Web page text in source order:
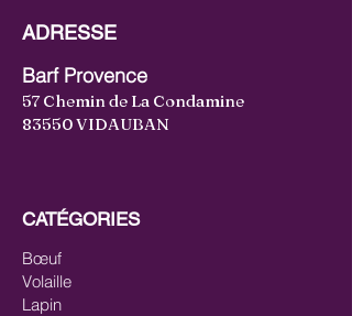
ADRESSE
Barf Provence
57 Chemin de La Condamine
83550 VIDAUBAN
CATÉGORIES
Bœuf
Volaille
Lapin